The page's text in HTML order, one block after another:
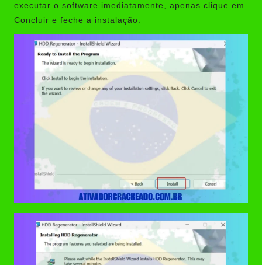
executar o software imediatamente, apenas clique em
Concluir e feche a instalação.